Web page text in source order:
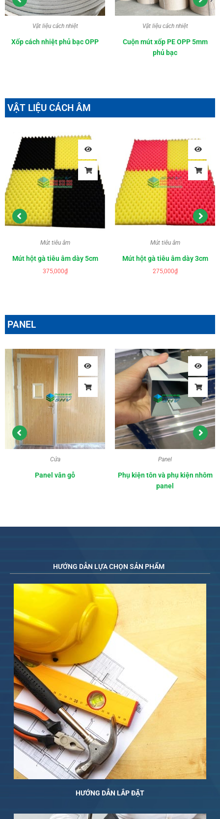
Vật liệu cách nhiệt
Xốp cách nhiệt phủ bạc OPP
Vật liệu cách nhiệt
Cuộn mút xốp PE OPP 5mm
phủ bạc
VẬT LIỆU CÁCH ÂM
Mút tiêu âm
Mút hột gà tiêu âm dày 5cm
375,000₫
Mút tiêu âm
Mút hột gà tiêu âm dày 3cm
275,000₫
PANEL
Cửa
Panel vân gỗ
Panel
Phụ kiện tôn và phụ kiện nhôm
panel
HƯỚNG DẪN LỰA CHỌN SẢN PHẨM
HƯỚNG DẪN LẮP ĐẶT